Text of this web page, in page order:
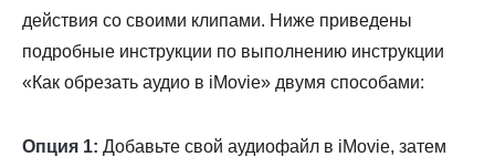
Шаг 3.
действия со своими клипами. Ниже приведены
подробные инструкции по выполнению инструкции
«Как обрезать аудио в iMovie» двумя способами:
Опция 1: Добавьте свой аудиофайл в iMovie, затем